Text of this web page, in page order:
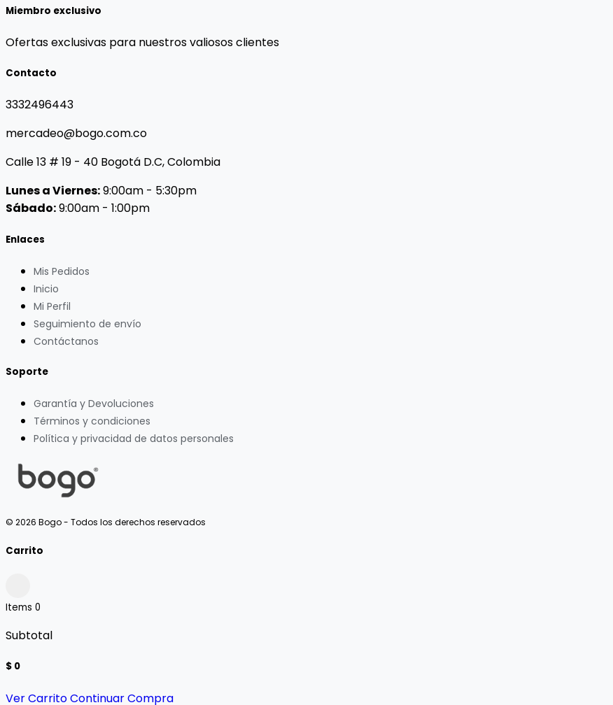
Miembro exclusivo
Ofertas exclusivas para nuestros valiosos clientes
Contacto
3332496443
mercadeo@bogo.com.co
Calle 13 # 19 - 40 Bogotá D.C, Colombia
Lunes a Viernes:9:00am - 5:30pm
Sábado:9:00am - 1:00pm
Enlaces
Mis Pedidos
Inicio
Mi Perfil
Seguimiento de envío
Contáctanos
Soporte
Garantía y Devoluciones
Términos y condiciones
Política y privacidad de datos personales
© 2026 Bogo - Todos los derechos reservados
Carrito
Items 0
Subtotal
$ 0
Ver CarritoContinuar Compra